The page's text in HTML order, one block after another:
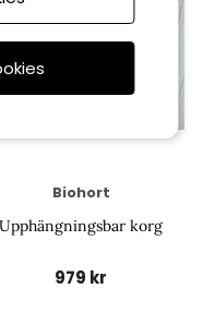
Biohort
Upphängningsbar korg
979 kr